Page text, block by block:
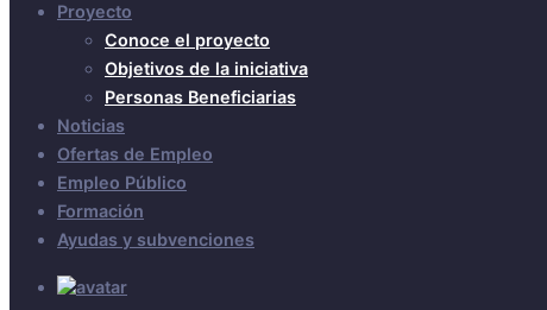
Proyecto
Conoce el proyecto
Objetivos de la iniciativa
Personas Beneficiarias
Noticias
Ofertas de Empleo
Empleo Público
Formación
Ayudas y subvenciones